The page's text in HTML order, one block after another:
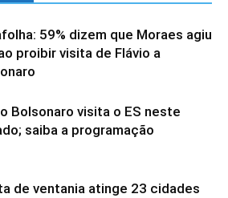
59% dizem que Moraes agiu
proibir visita de Flávio a
Bolsonaro visita o ES neste
saiba a programação
de ventania atinge 23 cidades